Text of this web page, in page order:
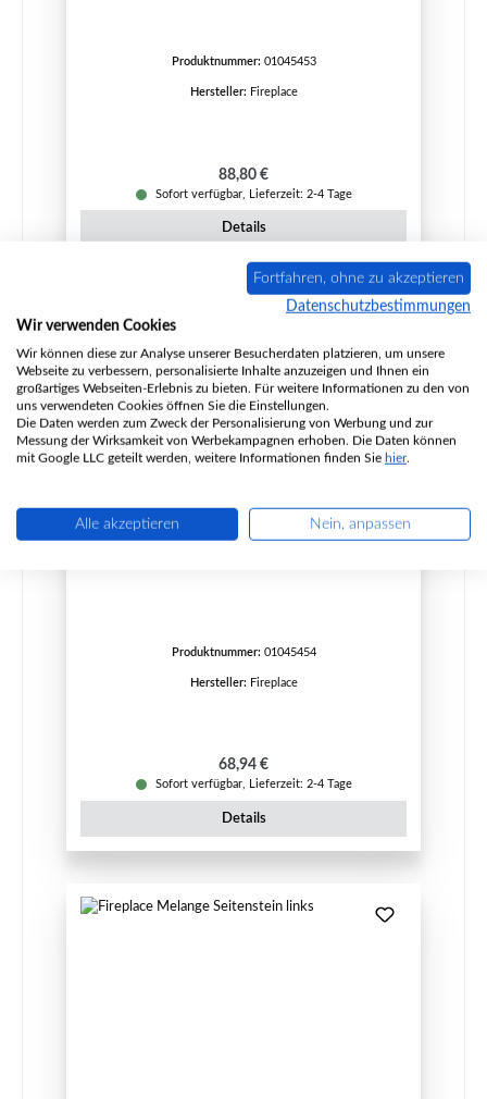
Produktnummer: 01045453
Hersteller: Fireplace
Regulärer Preis:
88,80 €
Sofort verfügbar, Lieferzeit: 2-4 Tage
Details
Nur 1 auf Lager!
Produktnummer: 01045454
Hersteller: Fireplace
Regulärer Preis:
68,94 €
Sofort verfügbar, Lieferzeit: 2-4 Tage
Details
Fortfahren, ohne zu akzeptieren
Datenschutzbestimmungen
Wir verwenden Cookies
Wir können diese zur Analyse unserer Besucherdaten platzieren, um unsere
Webseite zu verbessern, personalisierte Inhalte anzuzeigen und Ihnen ein
großartiges Webseiten-Erlebnis zu bieten. Für weitere Informationen zu den von
uns verwendeten Cookies öffnen Sie die Einstellungen.
Die Daten werden zum Zweck der Personalisierung von Werbung und zur
Messung der Wirksamkeit von Werbekampagnen erhoben. Die Daten können
mit Google LLC geteilt werden, weitere Informationen finden Sie hier.
Alle akzeptieren Nein, anpassen